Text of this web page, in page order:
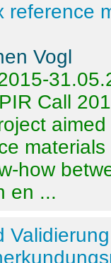
reference
Vogl
Call
how
en ...